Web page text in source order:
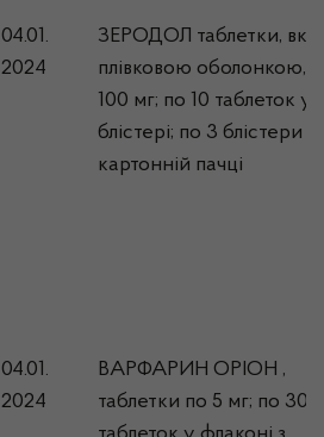
04.01.
2024
ЗЕРОДОЛ таблетки,
плівковою оболонкою,
100 мг; по 10 таблеток у
блістері; по 3 блістери у
картонній пачці
04.01.
2024
ВАРФАРИН ОРІОН ,
таблетки по 5 мг; по 30